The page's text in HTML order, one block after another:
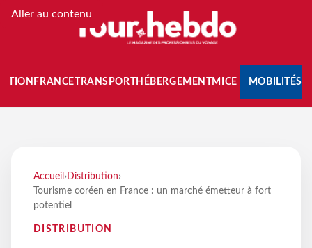
Aller au contenu
FRANCETRANSPORT HÉBERGEMENTMICE MOBILITÉS
Accueil › Distribution›
Tourisme coréen en France : un marché émetteur à fort
potentiel
DISTRIBUTION